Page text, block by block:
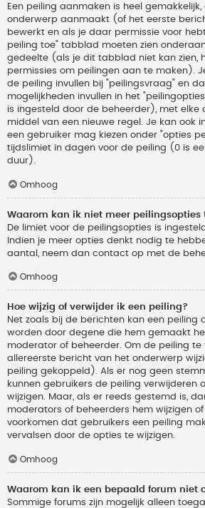
Een peiling aanmaken is heel
onderwerp aanmaakt (of het eerste
bewerkt en als je daar permissie voor
peiling toe" tabblad moeten zien
gedeelte (als je dit tabblad niet kan zien,
permissies om peilingen aan te maken).
de peiling invullen bij "peilingsvraag" en
mogelijkheden invullen in het
is ingesteld door de beheerder), met elke
middel van een nieuwe regel. Je kan ook
een gebruiker mag kiezen onder "opties
tijdslimiet in dagen voor de peiling (0 is
duur).
Omhoog
Waarom kan ik niet meer peilingsopties
De limiet voor de peilingsopties is
Indien je meer opties denkt nodig te
aantal, neem dan contact op met de
Omhoog
Hoe wijzig of verwijder ik een peiling?
Net zoals bij de berichten kan een peiling
worden door degene die hem gemaakt
moderator of beheerder. Om de peiling te
allereerste bericht van het onderwerp
peiling gekoppeld). Als er nog geen
kunnen gebruikers de peiling verwijderen
wijzigen. Maar, als er reeds gestemd is,
moderators of beheerders hem wijzigen
voorkomen dat gebruikers een peiling
vervalsen door de opties te wijzigen.
Omhoog
Waarom kan ik een bepaald forum niet
Sommige forums zijn mogelijk alleen